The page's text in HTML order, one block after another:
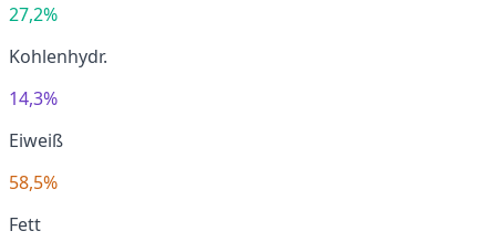
27,2%
Kohlenhydr.
14,3%
Eiweiß
58,5%
Fett